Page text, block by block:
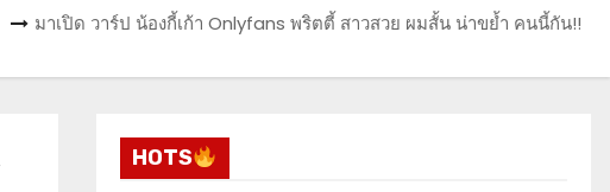
มาเปิด วาร์ป น้องกี้เก้า Onlyfans พริตตี้ สาวสวย ผมสั้น น่าขย้ำ คนนี้กัน!!
HOTS